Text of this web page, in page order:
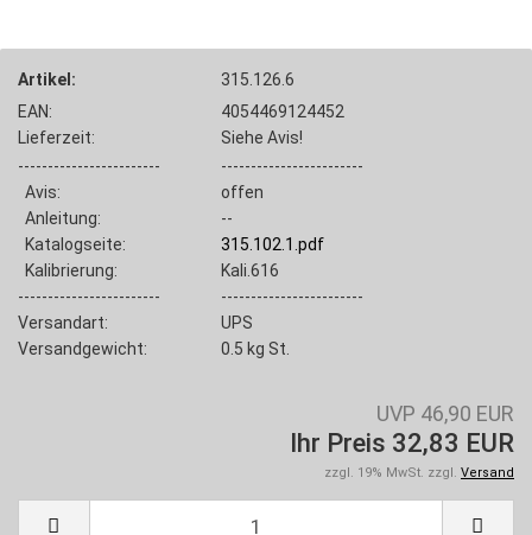
Artikel:
315.126.6
EAN:
4054469124452
Lieferzeit:
Siehe Avis!
------------------------
------------------------
Avis:
offen
Anleitung:
--
Katalogseite:
315.102.1.pdf
Kalibrierung:
Kali.616
------------------------
------------------------
Versandart:
UPS
Versandgewicht:
0.5 kg St.
UVP 46,90 EUR
Ihr Preis 32,83 EUR
zzgl. 19% MwSt. zzgl. Versand